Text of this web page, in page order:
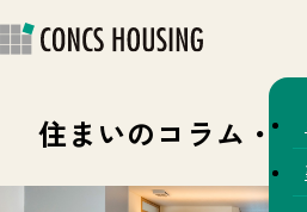
住まいのコラム・ス